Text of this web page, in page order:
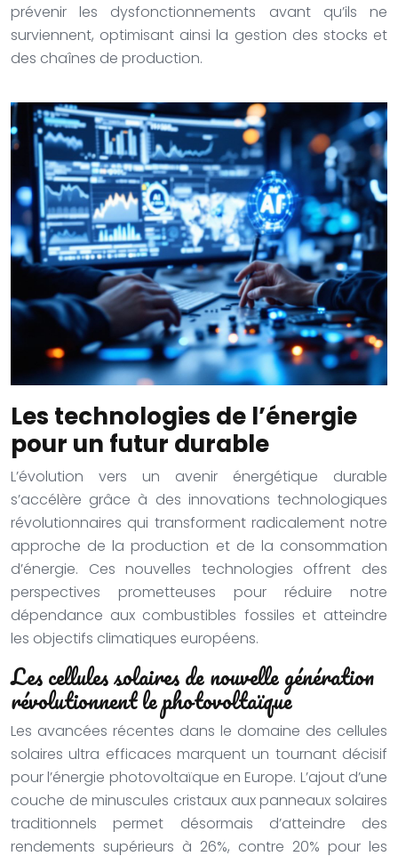
prévenir les dysfonctionnements avant qu’ils ne
surviennent, optimisant ainsi la gestion des stocks et
des chaînes de production.
Les technologies de l’énergie
pour un futur durable
L’évolution vers un avenir énergétique durable
s’accélère grâce à des innovations technologiques
révolutionnaires qui transforment radicalement notre
approche de la production et de la consommation
d’énergie. Ces nouvelles technologies offrent des
perspectives prometteuses pour réduire notre
dépendance aux combustibles fossiles et atteindre
les objectifs climatiques européens.
Les cellules solaires de nouvelle génération
révolutionnent le photovoltaïque
Les avancées récentes dans le domaine des cellules
solaires ultra efficaces marquent un tournant décisif
pour l’énergie photovoltaïque en Europe. L’ajout d’une
couche de minuscules cristaux aux panneaux solaires
traditionnels permet désormais d’atteindre des
rendements supérieurs à 26%, contre 20% pour les